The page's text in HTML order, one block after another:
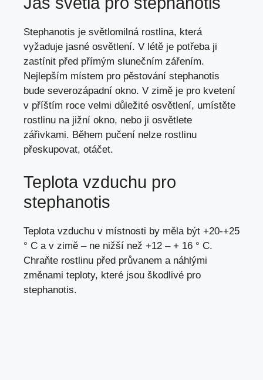
Stephanotis je světlomilná rostlina, která
vyžaduje jasné osvětlení. V létě je potřeba ji
zastínit před přímým slunečním zářením.
Nejlepším místem pro pěstování stephanotis
bude severozápadní okno. V zimě je pro kvetení
v příštím roce velmi důležité osvětlení, umístěte
rostlinu na jižní okno, nebo ji osvětlete
zářivkami. Během pučení nelze rostlinu
přeskupovat, otáčet.
Teplota vzduchu pro
stephanotis
Teplota vzduchu v místnosti by měla být +20-+25
° C a v zimě – ne nižší než +12 – + 16 ° C.
Chraňte rostlinu před průvanem a náhlými
změnami teploty, které jsou škodlivé pro
stephanotis.